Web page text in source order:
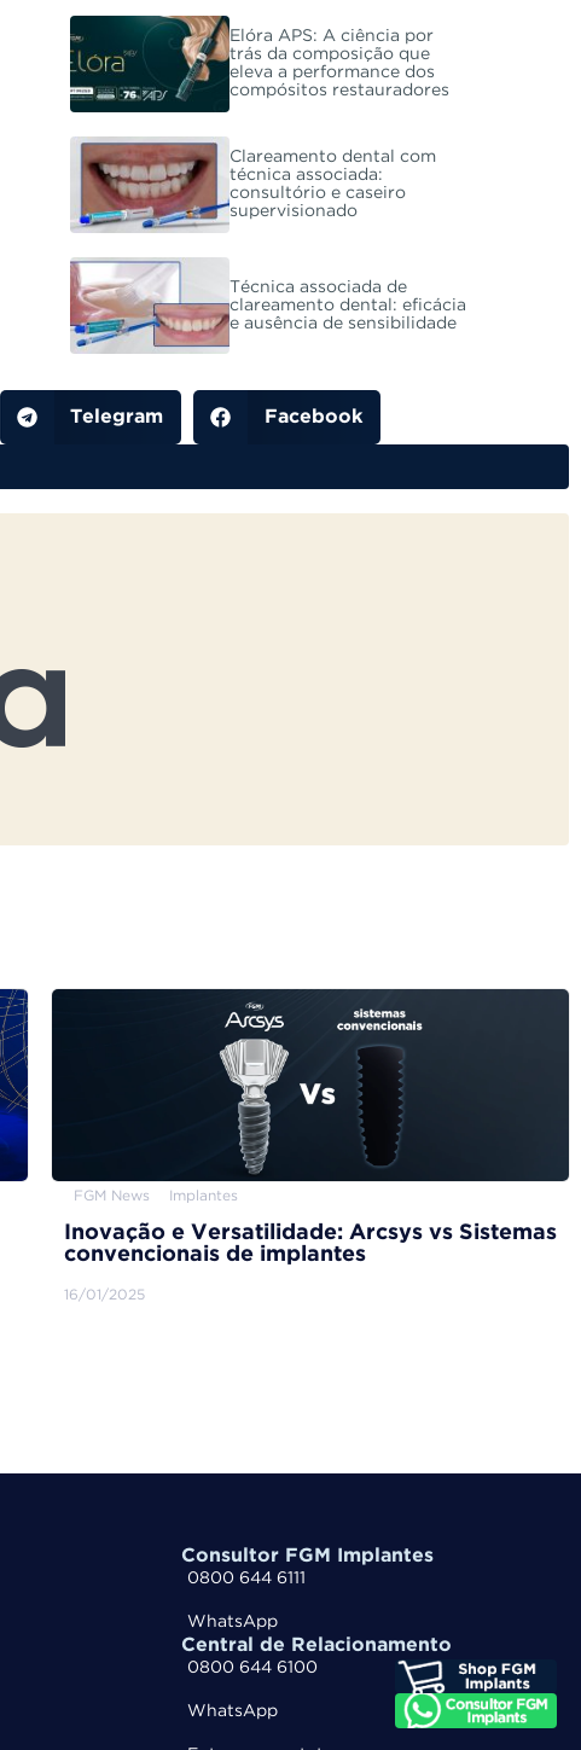
Elóra APS: A ciência por
trás da composição que
eleva a performance dos
compósitos restauradores
Clareamento dental com
técnica associada:
consultório e caseiro
supervisionado
Técnica associada de
clareamento dental: eficácia
e ausência de sensibilidade
Telegram Facebook
FGM News Implantes
Inovação e Versatilidade: Arcsys vs Sistemas
convencionais de implantes
16/01/2025
Consultor FGM Implantes
0800 644 6111
WhatsApp
Central de Relacionamento
0800 644 6100
WhatsApp